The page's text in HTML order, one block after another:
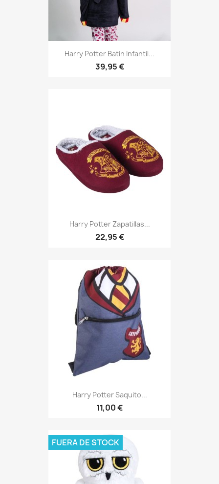
Harry Potter Batin Infantil...
39,95 €
Harry Potter Zapatillas...
22,95 €
Harry Potter Saquito...
11,00 €
FUERA DE STOCK